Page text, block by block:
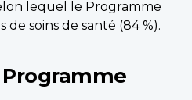
lequel le Programme
de soins de santé (84 %).
Programme